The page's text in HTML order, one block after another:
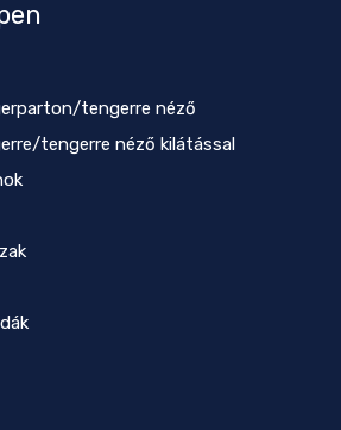
tengerre néző
tengerre néző kilátással